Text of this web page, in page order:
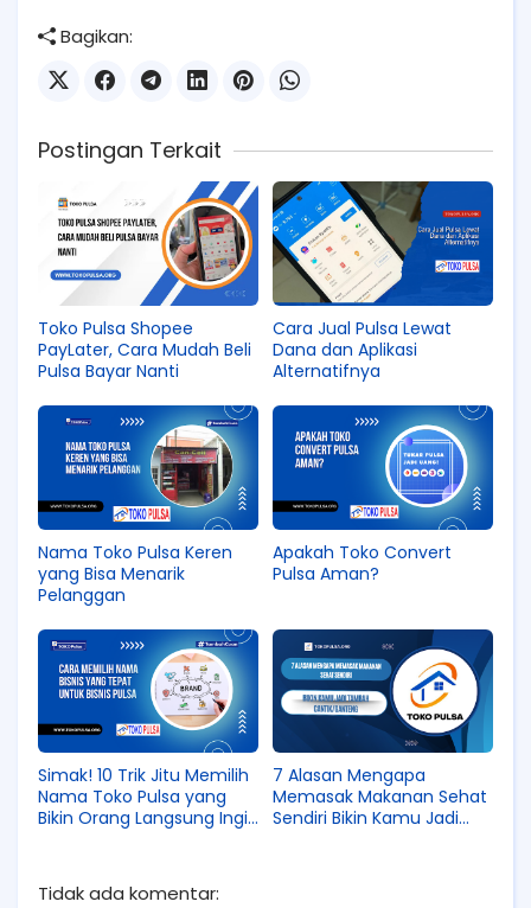
Bagikan:
Postingan Terkait
Toko Pulsa Shopee
PayLater, Cara Mudah Beli
Pulsa Bayar Nanti
Cara Jual Pulsa Lewat
Dana dan Aplikasi
Alternatifnya
Nama Toko Pulsa Keren
yang Bisa Menarik
Pelanggan
Apakah Toko Convert
Pulsa Aman?
Simak! 10 Trik Jitu Memilih
Nama Toko Pulsa yang
Bikin Orang Langsung Ingin
7 Alasan Mengapa
Memasak Makanan Sehat
Sendiri Bikin Kamu Jadi
Tidak ada komentar: